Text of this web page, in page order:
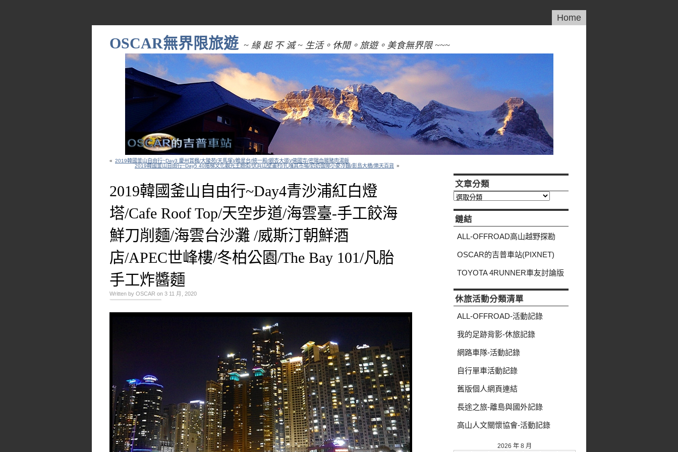
Home
OSCAR無界限旅遊 ~ 緣 起 不 滅 ~ 生活。休閒。旅遊。美食無界限 ~~~
« 2019韓國釜山自由行~Day3 慶州賞楓/大陵苑(天馬塚)/瞻星台/統一殿(銀杏大道)/佛國寺/密陽血腸豬肉湯飯
2019韓國釜山自由行~Day5 40階梯文化觀光主題街/伏兵山壁畫村/扎嘎其市場/奶奶伽倻小麥冷麵/影島大橋/樂天百貨 »
2019韓國釜山自由行~Day4青沙浦紅白燈
塔/Cafe Roof Top/天空步道/海雲臺-手工餃海
鮮刀削麵/海雲台沙灘 /威斯汀朝鮮酒
店/APEC世峰樓/冬柏公園/The Bay 101/凡胎
手工炸醬麵
Written by OSCAR on 3 11 月, 2020
文章分類
文
分
類
鏈結
ALL-OFFROAD高山越野探勘
OSCAR的吉普車站(PIXNET)
TOYOTA 4RUNNER車友討論版
休旅活動分類清單
ALL-OFFROAD-活動記錄
我的足跡背影-休旅記錄
網路車隊-活動記錄
自行單車活動記錄
舊版個人網頁連結
長途之旅-離島與國外記錄
高山人文關懷協會-活動記錄
2026 年 8 月